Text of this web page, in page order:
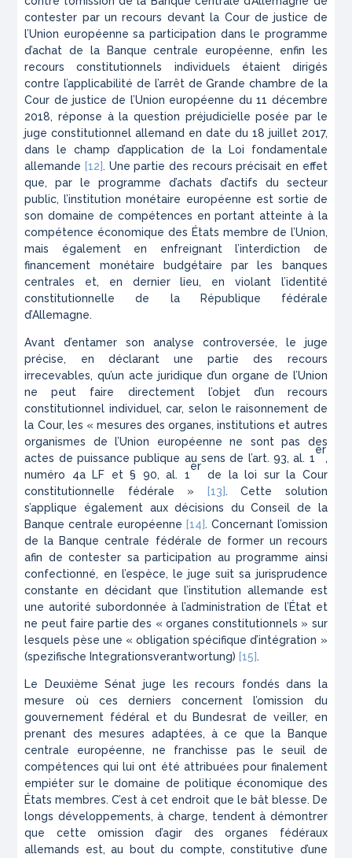
contester par un recours devant la Cour de justice de
l’Union européenne sa participation dans le programme
d’achat de la Banque centrale européenne, enfin les
recours constitutionnels individuels étaient dirigés
contre l’applicabilité de l’arrêt de Grande chambre de la
Cour de justice de l’Union européenne du 11 décembre
2018, réponse à la question préjudicielle posée par le
juge constitutionnel allemand en date du 18 juillet 2017,
dans le champ d’application de la Loi fondamentale
allemande [12]. Une partie des recours précisait en effet
que, par le programme d’achats d’actifs du secteur
public, l’institution monétaire européenne est sortie de
son domaine de compétences en portant atteinte à la
compétence économique des États membre de l’Union,
mais également en enfreignant l’interdiction de
financement monétaire budgétaire par les banques
centrales et, en dernier lieu, en violant l’identité
constitutionnelle de la République fédérale
d’Allemagne.
Avant d’entamer son analyse controversée, le juge
précise, en déclarant une partie des recours
irrecevables, qu’un acte juridique d’un organe de l’Union
ne peut faire directement l’objet d’un recours
constitutionnel individuel, car, selon le raisonnement de
la Cour, les « mesures des organes, institutions et autres
organismes de l’Union européenne ne sont pas des
actes de puissance publique au sens de l’art. 93, al. 1
er
,
numéro 4a LF et § 90, al. 1
er
de la loi sur la Cour
constitutionnelle fédérale »
[13]. Cette solution
s’applique également aux décisions du Conseil de la
Banque centrale européenne [14]. Concernant l’omission
de la Banque centrale fédérale de former un recours
afin de contester sa participation au programme ainsi
confectionné, en l’espèce, le juge suit sa jurisprudence
constante en décidant que l’institution allemande est
une autorité subordonnée à l’administration de l’État et
ne peut faire partie des « organes constitutionnels » sur
lesquels pèse une « obligation spécifique d’intégration »
(spezifische Integrationsverantwortung) [15].
Le Deuxième Sénat juge les recours fondés dans la
mesure où ces derniers concernent l’omission du
gouvernement fédéral et du Bundesrat de veiller, en
prenant des mesures adaptées, à ce que la Banque
centrale européenne, ne franchisse pas le seuil de
compétences qui lui ont été attribuées pour finalement
empiéter sur le domaine de politique économique des
États membres. C’est à cet endroit que le bât blesse. De
longs développements, à charge, tendent à démontrer
que cette omission d’agir des organes fédéraux
allemands est, au bout du compte, constitutive d’une